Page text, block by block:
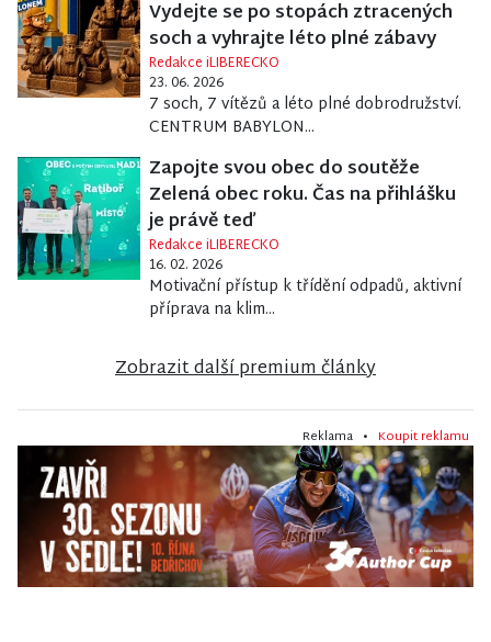
Vydejte se po stopách ztracených
soch a vyhrajte léto plné zábavy
Redakce iLIBERECKO
23. 06. 2026
7 soch, 7 vítězů a léto plné dobrodružství.
CENTRUM BABYLON...
Zapojte svou obec do soutěže
Zelená obec roku. Čas na přihlášku
je právě teď
Redakce iLIBERECKO
16. 02. 2026
Motivační přístup k třídění odpadů, aktivní
příprava na klim...
Zobrazit další premium články
Reklama • Koupit reklamu